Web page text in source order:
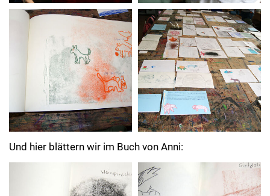
Und hier blättern wir im Buch von Anni: